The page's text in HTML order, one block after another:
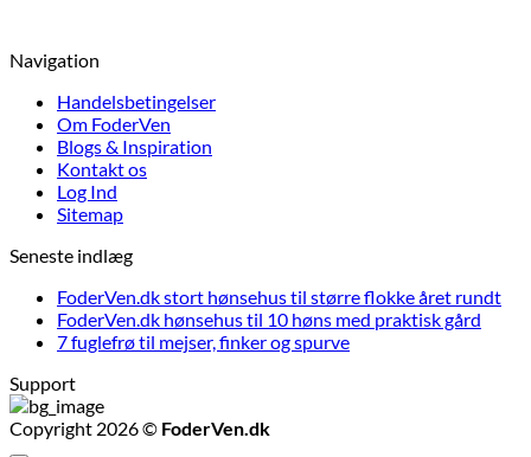
Navigation
Handelsbetingelser
Om FoderVen
Blogs & Inspiration
Kontakt os
Log Ind
Sitemap
Seneste indlæg
FoderVen.dk stort hønsehus til større flokke året rundt
FoderVen.dk hønsehus til 10 høns med praktisk gård
7 fuglefrø til mejser, finker og spurve
Support
Copyright 2026 © FoderVen.dk